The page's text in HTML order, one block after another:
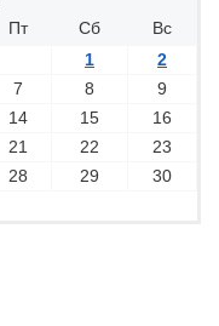
Пт Сб
Вс
1
2
7 8
9
14 15
16
21 22
23
28 29
30